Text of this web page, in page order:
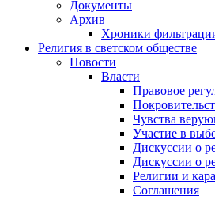
Документы
Архив
Хроники
Религия в светском обществе
Новости
Власти
Правовое
Чувства
Участие в
Дискуссии о
Дискуссии о
Религии и
Соглашения